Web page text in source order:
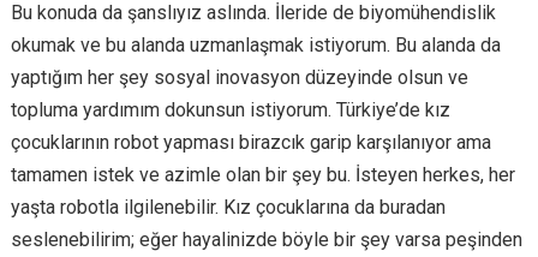
Bu konuda da şanslıyız aslında. İleride de biyomühendislik
okumak ve bu alanda uzmanlaşmak istiyorum. Bu alanda da
yaptığım her şey sosyal inovasyon düzeyinde olsun ve
topluma yardımım dokunsun istiyorum. Türkiye’de kız
çocuklarının robot yapması birazcık garip karşılanıyor ama
tamamen istek ve azimle olan bir şey bu. İsteyen herkes, her
yaşta robotla ilgilenebilir. Kız çocuklarına da buradan
seslenebilirim; eğer hayalinizde böyle bir şey varsa peşinden